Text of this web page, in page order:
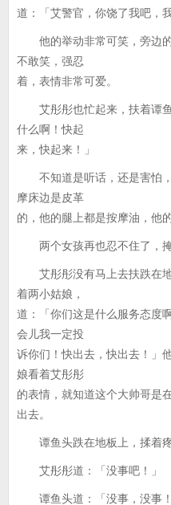
道：「艾警官，你饶了我吧，
他的举动非常可笑，旁边的
不敢笑，强忍
着，表情非常可爱。
艾彤彤也忙起来，扶着谭鱼
什么啊！快起
来，快起来！」
不知道是听话，还是害怕，
摩床边是皮革
的，他的腿上都是按摩油，他
两个女孩再也忍不住了，掩
艾彤彤没有马上去扶跌在地
着两小姑娘，
道：「你们这是什么服务态度
会儿我一定投
诉你们！快出去，快出去！」
娘看着艾彤彤
的表情，就知道这个大帅哥是
出去。
谭鱼头跌在地板上，揉着疼
艾彤彤道：「没事吧！」
谭鱼头道：「没事，没事！